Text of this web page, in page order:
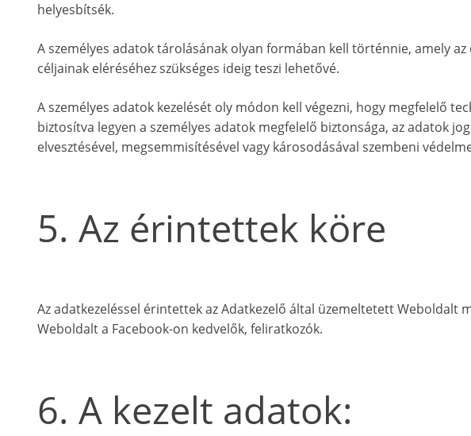
helyesbítsék.
A személyes adatok tárolásának olyan formában kell történnie, amely
céljainak eléréséhez szükséges ideig teszi lehetővé.
A személyes adatok kezelését oly módon kell végezni, hogy megfelelő
biztosítva legyen a személyes adatok megfelelő biztonsága, az adatok
elvesztésével, megsemmisítésével vagy károsodásával szembeni
5. Az érintettek köre
Az adatkezeléssel érintettek az Adatkezelő által üzemeltetett Weboldalt
Weboldalt a Facebook-on kedvelők, feliratkozók.
6. A kezelt adatok: